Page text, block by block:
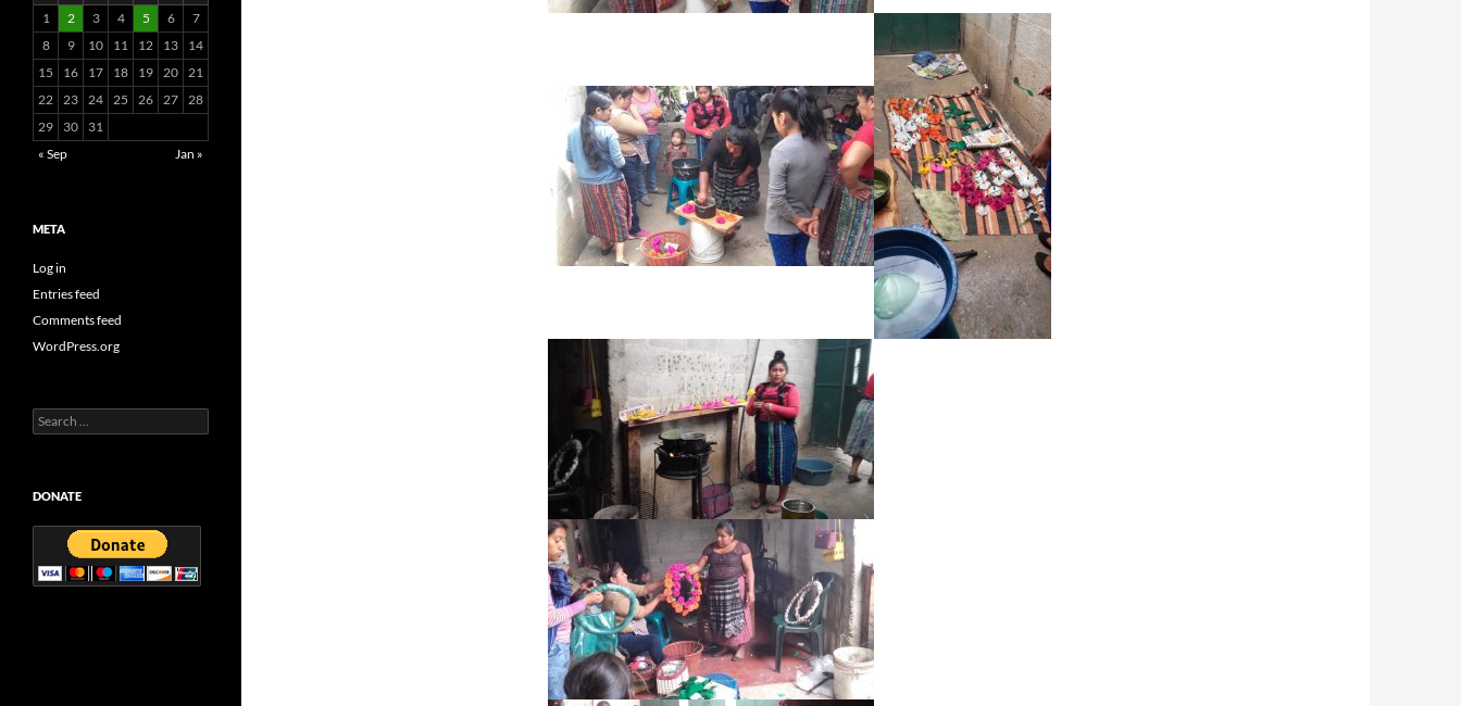
1
2 3 4 5 6
7
8
9 10 11 12 13
14
15
16 17 18 19 20 21
22 23 24 25 26 27 28
29
30
31
« Sep
Jan »
META
Log in
Entries feed
Comments feed
WordPress.org
Search
for:
DONATE